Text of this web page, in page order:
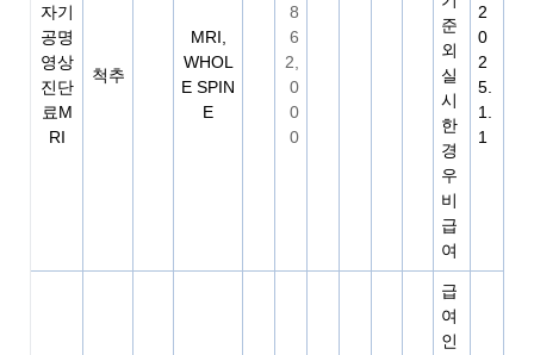
자기
공명
영상
진단
료M
RI
척추
MRI,
WHOL
E SPIN
E
8
6
2,
0
0
0
준
외
실
시
한
경
우
비
급
여
2
0
2
5.
1.
1
급
여
인